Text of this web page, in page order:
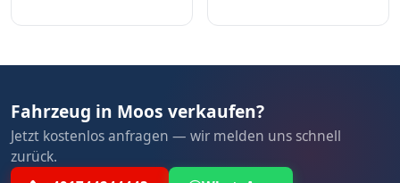
Fahrzeug in Moos verkaufen?
Jetzt kostenlos anfragen — wir melden uns schnell
zurück.